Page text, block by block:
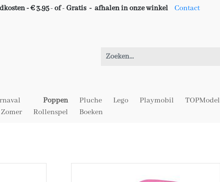
- € 3.95-of-Gratis - afhalen in onze winkel Contact
Poppen Pluche Lego Playmobil TOPModel
Zomer Rollenspel Boeken